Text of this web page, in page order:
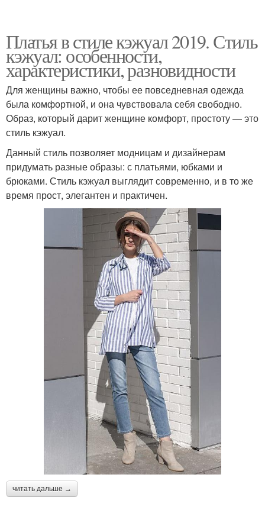
Платья в стиле кэжуал 2019. Стиль
кэжуал: особенности,
характеристики, разновидности
Для женщины важно, чтобы ее повседневная одежда
была комфортной, и она чувствовала себя свободно.
Образ, который дарит женщине комфорт, простоту — это
стиль кэжуал.
Данный стиль позволяет модницам и дизайнерам
придумать разные образы: с платьями, юбками и
брюками. Стиль кэжуал выглядит современно, и в то же
время прост, элегантен и практичен.
читать дальше →